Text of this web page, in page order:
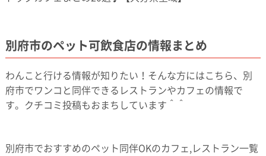
別府市のペット可飲食店の情報まとめ
わんこと行ける情報が知りたい！そんな方にはこちら、別
府市でワンコと同伴できるレストランやカフェの情報で
す。クチコミ投稿もおまちしています＾＾
別府市でおすすめのペット同伴OKのカフェ,レストラン一覧